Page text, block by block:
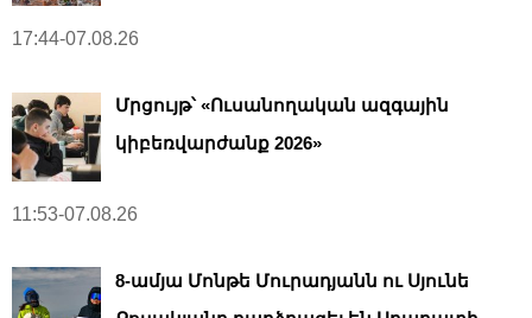
17:44-07.08.26
Մրցույթ՝ «Ուսանողական ազգային
կիբեռվարժանք 2026»
11:53-07.08.26
8-ամյա Մոնթե Մուրադյանն ու Սյունե